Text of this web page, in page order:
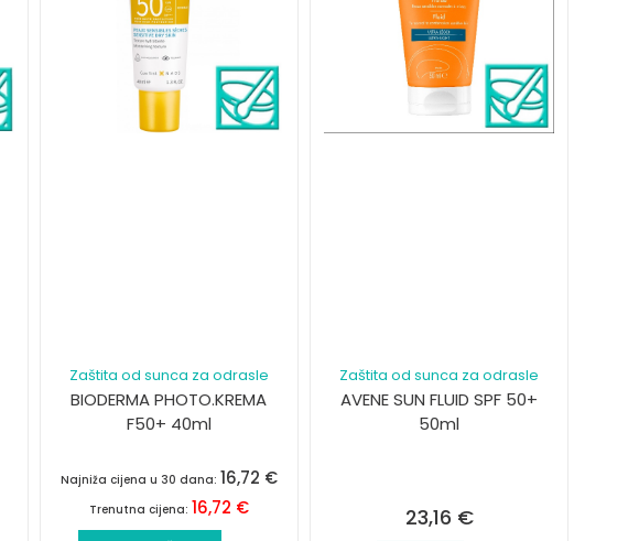
Zaštita od sunca za odrasle
BIODERMA PHOTO.KREMA
F50+ 40ml
Najniža cijena u 30 dana: 16,72 €
Trenutna cijena: 16,72 €
Zaštita od sunca za odrasle
AVENE SUN FLUID SPF 50+
50ml
23,16 €